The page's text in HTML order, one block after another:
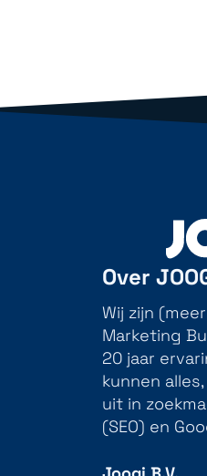
Over
Wij zijn
Marketing
20 jaar
kunnen
uit in
(SEO) en